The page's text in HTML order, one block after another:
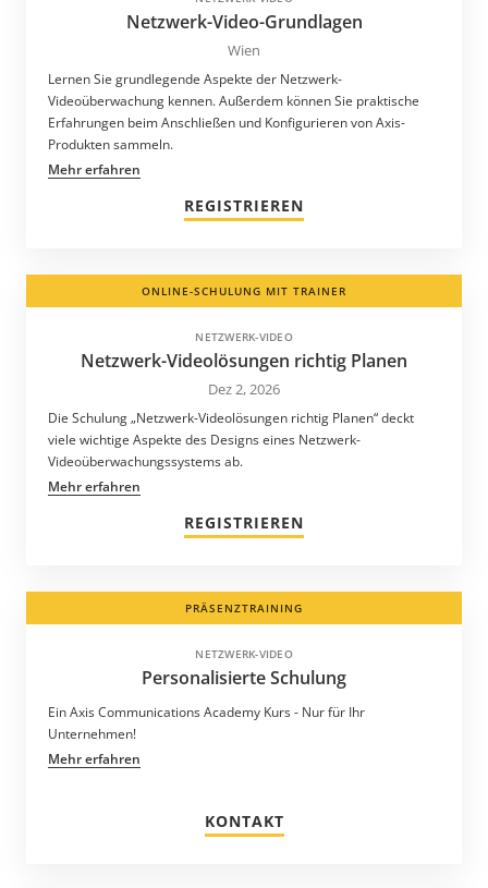
Netzwerk-Video-Grundlagen
Wien
Lernen Sie grundlegende Aspekte der Netzwerk-
Videoüberwachung kennen. Außerdem können Sie praktische
Erfahrungen beim Anschließen und Konfigurieren von Axis-
Produkten sammeln.
Mehr erfahren
REGISTRIEREN
ONLINE-SCHULUNG MIT TRAINER
NETZWERK-VIDEO
Netzwerk-Videolösungen richtig Planen
Dez 2, 2026
Die Schulung „Netzwerk-Videolösungen richtig Planen“ deckt
viele wichtige Aspekte des Designs eines Netzwerk-
Videoüberwachungssystems ab.
Mehr erfahren
REGISTRIEREN
PRÄSENZTRAINING
NETZWERK-VIDEO
Personalisierte Schulung
Ein Axis Communications Academy Kurs - Nur für Ihr
Unternehmen!
Mehr erfahren
KONTAKT